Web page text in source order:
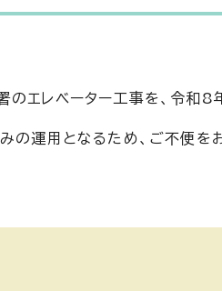
のエレベーター工事を、令
運用となるため、ご不便を